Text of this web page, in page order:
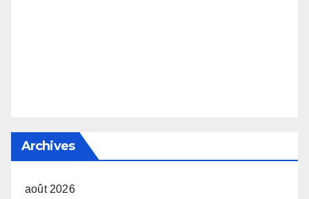
Archives
août 2026